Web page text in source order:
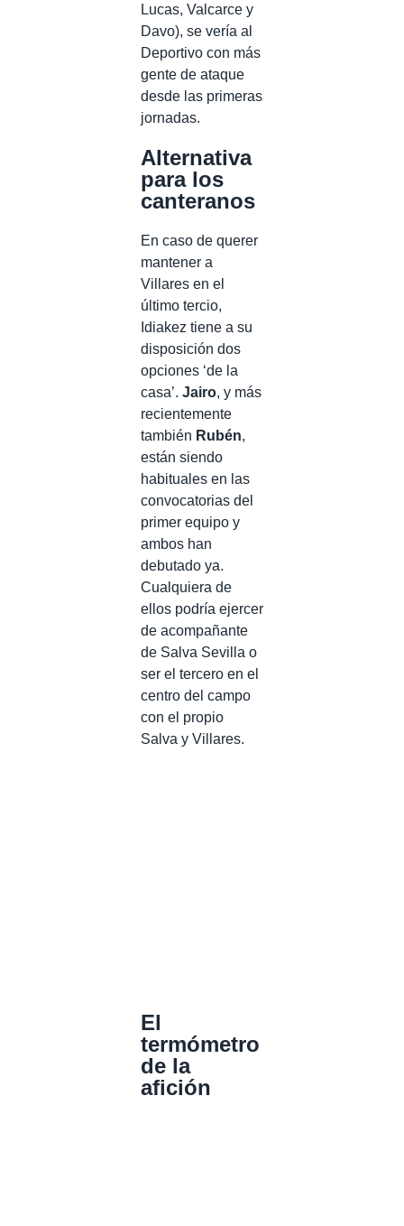
Lucas, Valcarce y
Davo), se vería al
Deportivo con más
gente de ataque
desde las primeras
jornadas.
Alternativa
para los
canteranos
En caso de querer
mantener a
Villares en el
último tercio,
Idiakez tiene a su
disposición dos
opciones ‘de la
casa’. Jairo, y más
recientemente
también Rubén,
están siendo
habituales en las
convocatorias del
primer equipo y
ambos han
debutado ya.
Cualquiera de
ellos podría ejercer
de acompañante
de Salva Sevilla o
ser el tercero en el
centro del campo
con el propio
Salva y Villares.
El
termómetro
de la
afición